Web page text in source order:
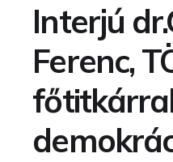
Interjú
Ferenc,